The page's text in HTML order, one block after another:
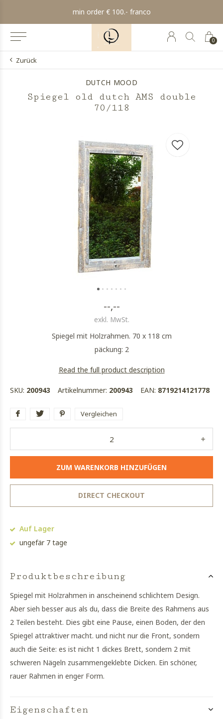
0
min order € 100.- franco
Zurück
DUTCH MOOD
Spiegel old dutch AMS double
70/118
--,--
exkl. MwSt.
Spiegel mit Holzrahmen. 70 x 118 cm
päckung: 2
Read the full product description
SKU: 200943 Artikelnummer: 200943 EAN: 8719214121778
Vergleichen
ZUM WARENKORB HINZUFÜGEN
DIRECT CHECKOUT
Auf Lager
ungefär 7 tage
Produktbeschreibung
Spiegel mit Holzrahmen in anscheinend schlichtem Design.
Aber sieh besser aus als du, dass die Breite des Rahmens aus
2 Teilen besteht. Dies gibt eine Pause, einen Boden, der den
Spiegel attraktiver macht. und nicht nur die Front, sondern
auch die Seite: es ist nicht 1 dickes Brett, sondern 2 mit
schweren Nägeln zusammengeklebte Dicken. Ein schöner,
rauer Rahmen in enger Form.
Eigenschaften